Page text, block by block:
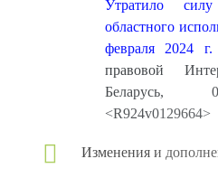
Утратило
областного
февраля 2024
правовой
Беларусь,
<R924v0129664>
Изменения и